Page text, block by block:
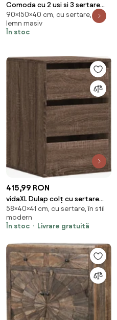
Comoda cu 2 usi si 3 sertare
Weston Bizzotto
90×150×40 cm, cu sertare, din
lemn masiv
În stoc
415,99 RON
vidaXL Dulap colț cu sertare
stejar maro 40x41x58 cm lemn
prelucrat
58×40×41 cm, cu sertare, în stil
modern
În stoc
Livrare gratuită